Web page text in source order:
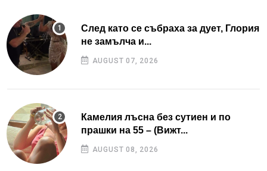
След като се събраха за дует, Глория
не замълча и...
AUGUST 07, 2026
Камелия лъсна без сутиен и по
прашки на 55 – (Вижт...
AUGUST 08, 2026